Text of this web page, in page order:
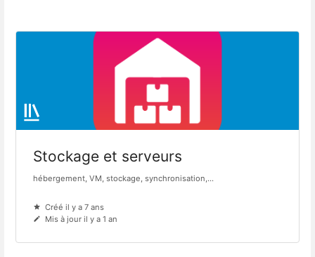
Stockage et serveurs
hébergement, VM, stockage, synchronisation,...
Créé il y a 7 ans
Mis à jour il y a 1 an